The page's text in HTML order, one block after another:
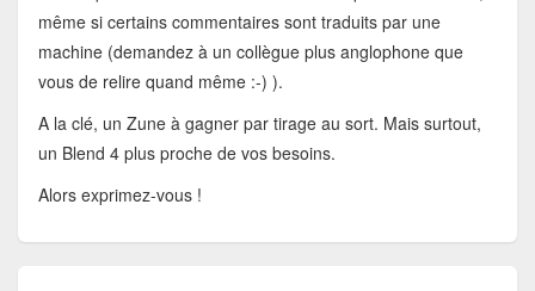
même si certains commentaires sont traduits par une
machine (demandez à un collègue plus anglophone que
vous de relire quand même :-) ).
A la clé, un Zune à gagner par tirage au sort. Mais surtout,
un Blend 4 plus proche de vos besoins.
Alors exprimez-vous !